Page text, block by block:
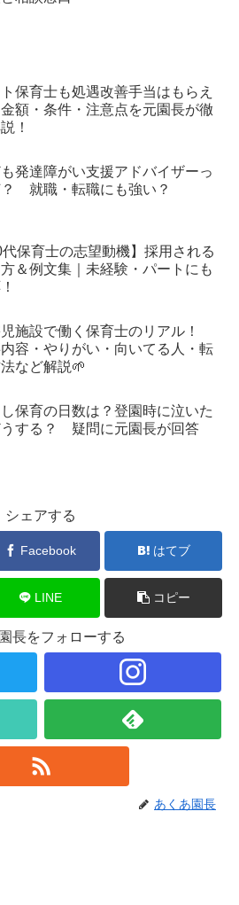
保育士も処遇改善手当はもらえ
額・条件・注意点を元園長が徹
！
発達障がい支援アドバイザーっ
就職・転職にも強い？
代保育士の志望動機】採用される
＆例文集｜未経験・パートにも
施設で働く保育士のリアル！
容・やりがい・向いてる人・転
など解説🌱
保育の日数は？登園時に泣いた
うする？ 疑問に元園長が回答
シェアする
Facebook はてブ
LINE コピー
長をフォローする
あくあ園長